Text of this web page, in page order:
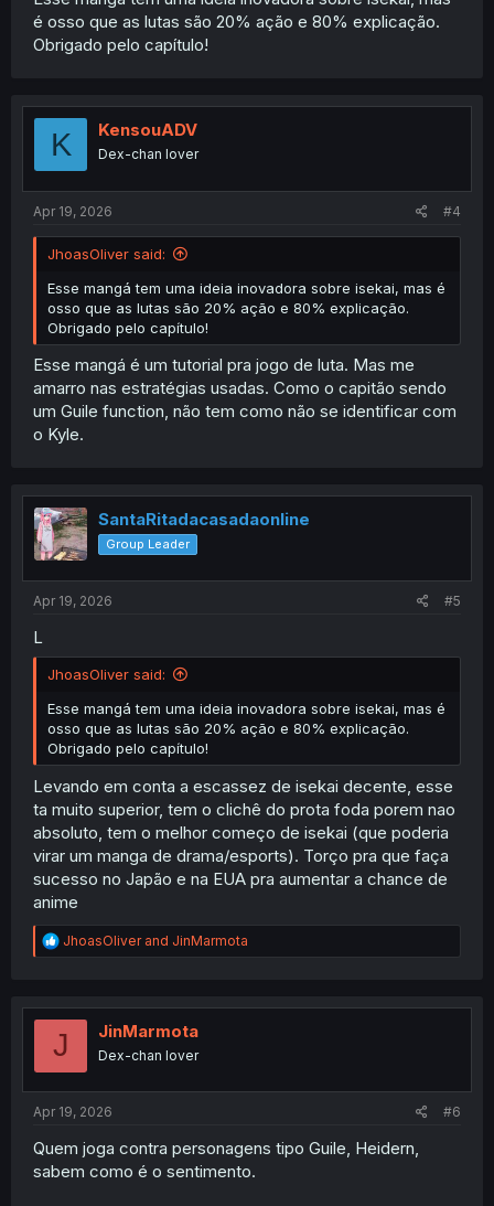
é osso que as lutas são 20% ação e 80% explicação.
Obrigado pelo capítulo!
K KensouADV
Dex-chan lover
Apr 19, 2026 #4
JhoasOliver said:
Esse mangá tem uma ideia inovadora sobre isekai, mas é
osso que as lutas são 20% ação e 80% explicação.
Obrigado pelo capítulo!
Esse mangá é um tutorial pra jogo de luta. Mas me
amarro nas estratégias usadas. Como o capitão sendo
um Guile function, não tem como não se identificar com
o Kyle.
SantaRitadacasadaonline
Group Leader
Apr 19, 2026 #5
L
JhoasOliver said:
Esse mangá tem uma ideia inovadora sobre isekai, mas é
osso que as lutas são 20% ação e 80% explicação.
Obrigado pelo capítulo!
Levando em conta a escassez de isekai decente, esse
ta muito superior, tem o clichê do prota foda porem nao
absoluto, tem o melhor começo de isekai (que poderia
virar um manga de drama/esports). Torço pra que faça
sucesso no Japão e na EUA pra aumentar a chance de
anime
R
e
t
JhoasOliverand JinMarmota
J JinMarmota
Dex-chan lover
Apr 19, 2026 #6
Quem joga contra personagens tipo Guile, Heidern,
sabem como é o sentimento.